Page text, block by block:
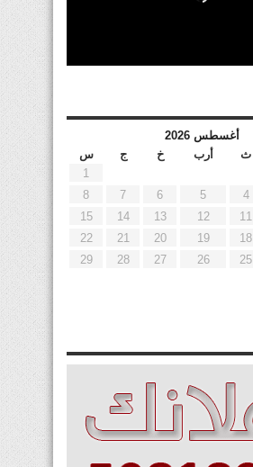
أغسطس 2026
ث أرب خ ج
س
1
4
5
6
7
8
11
12
13
14
15
18
19
20
21
22
25
26
27
28
29